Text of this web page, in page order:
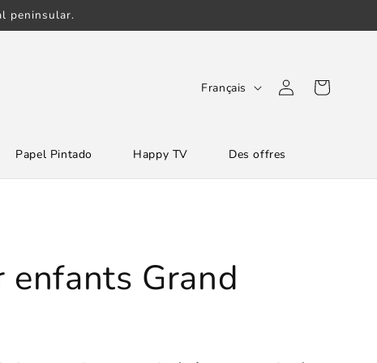
peninsular.
Papel Pintado Happy TV Des offres
L
u
Français Connexion Panier
enfants Grand